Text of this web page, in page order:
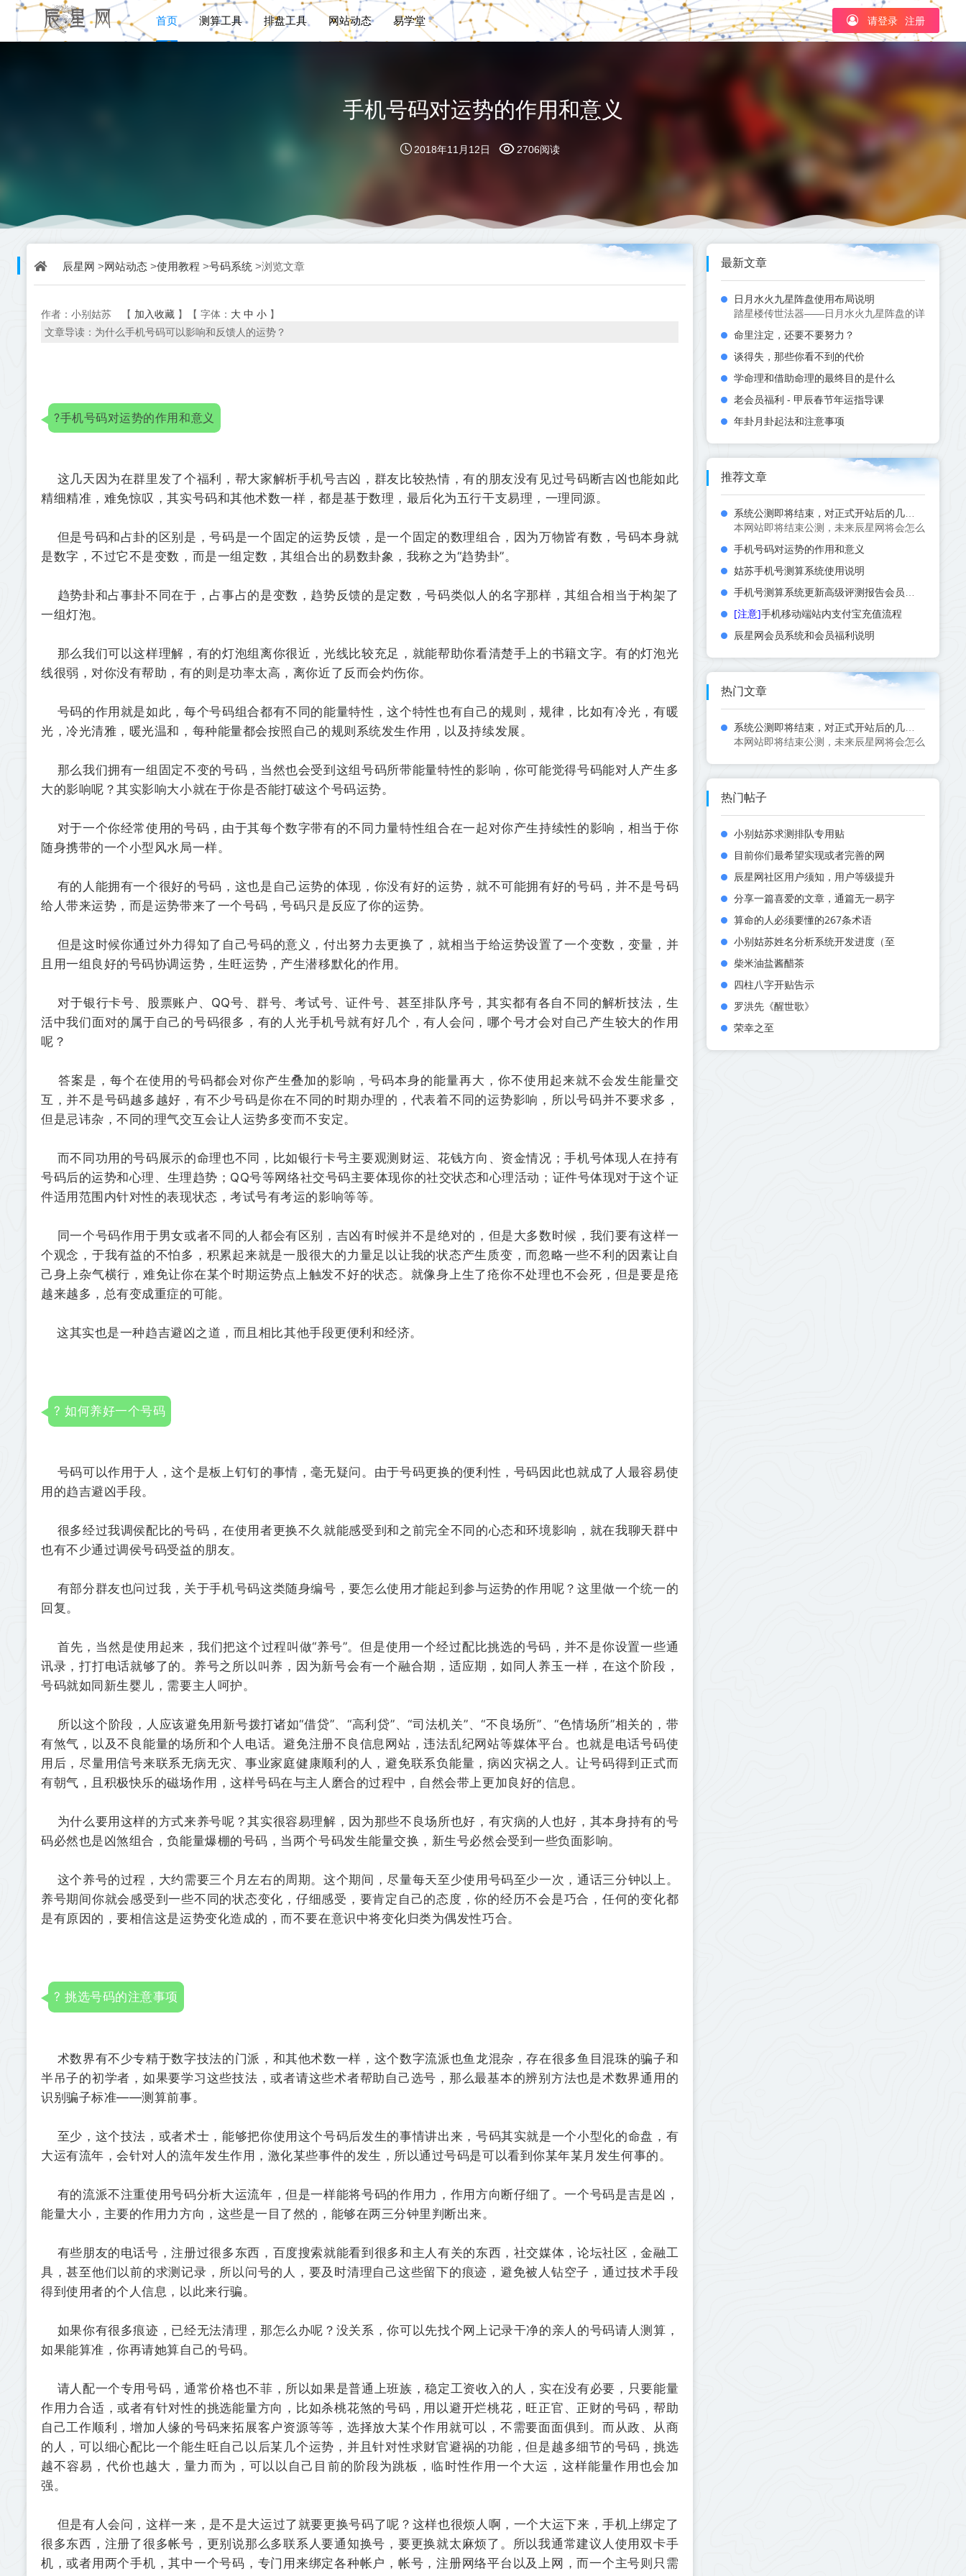
首页 测算工具 排盘工具 网站动态 易学堂 请登录 注册
手机号码对运势的作用和意义
2018年11月12日 2706阅读
辰星网 >网站动态 >使用教程 >号码系统 >浏览文章
作者：小别姑苏 【 加入收藏 】【 字体： 大 中 小 】
文章导读：为什么手机号码可以影响和反馈人的运势？
?手机号码对运势的作用和意义
这几天因为在群里发了个福利，帮大家解析手机号吉凶，群友比较热情，有的朋友没有见过号码断吉凶也能如此
精细精准，难免惊叹，其实号码和其他术数一样，都是基于数理，最后化为五行干支易理，一理同源。
但是号码和占卦的区别是，号码是一个固定的运势反馈，是一个固定的数理组合，因为万物皆有数，号码本身就
是数字，不过它不是变数，而是一组定数，其组合出的易数卦象，我称之为“趋势卦”。
趋势卦和占事卦不同在于，占事占的是变数，趋势反馈的是定数，号码类似人的名字那样，其组合相当于构架了
一组灯泡。
那么我们可以这样理解，有的灯泡组离你很近，光线比较充足，就能帮助你看清楚手上的书籍文字。有的灯泡光
线很弱，对你没有帮助，有的则是功率太高，离你近了反而会灼伤你。
号码的作用就是如此，每个号码组合都有不同的能量特性，这个特性也有自己的规则，规律，比如有冷光，有暖
光，冷光清雅，暖光温和，每种能量都会按照自己的规则系统发生作用，以及持续发展。
那么我们拥有一组固定不变的号码，当然也会受到这组号码所带能量特性的影响，你可能觉得号码能对人产生多
大的影响呢？其实影响大小就在于你是否能打破这个号码运势。
对于一个你经常使用的号码，由于其每个数字带有的不同力量特性组合在一起对你产生持续性的影响，相当于你
随身携带的一个小型风水局一样。
有的人能拥有一个很好的号码，这也是自己运势的体现，你没有好的运势，就不可能拥有好的号码，并不是号码
给人带来运势，而是运势带来了一个号码，号码只是反应了你的运势。
但是这时候你通过外力得知了自己号码的意义，付出努力去更换了，就相当于给运势设置了一个变数，变量，并
且用一组良好的号码协调运势，生旺运势，产生潜移默化的作用。
对于银行卡号、股票账户、QQ号、群号、考试号、证件号、甚至排队序号，其实都有各自不同的解析技法，生
活中我们面对的属于自己的号码很多，有的人光手机号就有好几个，有人会问，哪个号才会对自己产生较大的作用
呢？
答案是，每个在使用的号码都会对你产生叠加的影响，号码本身的能量再大，你不使用起来就不会发生能量交
互，并不是号码越多越好，有不少号码是你在不同的时期办理的，代表着不同的运势影响，所以号码并不要求多，
但是忌讳杂，不同的理气交互会让人运势多变而不安定。
而不同功用的号码展示的命理也不同，比如银行卡号主要观测财运、花钱方向、资金情况；手机号体现人在持有
号码后的运势和心理、生理趋势；QQ号等网络社交号码主要体现你的社交状态和心理活动；证件号体现对于这个证
件适用范围内针对性的表现状态，考试号有考运的影响等等。
同一个号码作用于男女或者不同的人都会有区别，吉凶有时候并不是绝对的，但是大多数时候，我们要有这样一
个观念，于我有益的不怕多，积累起来就是一股很大的力量足以让我的状态产生质变，而忽略一些不利的因素让自
己身上杂气横行，难免让你在某个时期运势点上触发不好的状态。就像身上生了疮你不处理也不会死，但是要是疮
越来越多，总有变成重症的可能。
这其实也是一种趋吉避凶之道，而且相比其他手段更便利和经济。
? 如何养好一个号码
号码可以作用于人，这个是板上钉钉的事情，毫无疑问。由于号码更换的便利性，号码因此也就成了人最容易使
用的趋吉避凶手段。
很多经过我调侯配比的号码，在使用者更换不久就能感受到和之前完全不同的心态和环境影响，就在我聊天群中
也有不少通过调侯号码受益的朋友。
有部分群友也问过我，关于手机号码这类随身编号，要怎么使用才能起到参与运势的作用呢？这里做一个统一的
回复。
首先，当然是使用起来，我们把这个过程叫做“养号”。但是使用一个经过配比挑选的号码，并不是你设置一些通
讯录，打打电话就够了的。养号之所以叫养，因为新号会有一个融合期，适应期，如同人养玉一样，在这个阶段，
号码就如同新生婴儿，需要主人呵护。
所以这个阶段，人应该避免用新号拨打诸如“借贷”、“高利贷”、“司法机关”、“不良场所”、“色情场所”相关的，带
有煞气，以及不良能量的场所和个人电话。避免注册不良信息网站，违法乱纪网站等媒体平台。也就是电话号码使
用后，尽量用信号来联系无病无灾、事业家庭健康顺利的人，避免联系负能量，病凶灾祸之人。让号码得到正式而
有朝气，且积极快乐的磁场作用，这样号码在与主人磨合的过程中，自然会带上更加良好的信息。
为什么要用这样的方式来养号呢？其实很容易理解，因为那些不良场所也好，有灾病的人也好，其本身持有的号
码必然也是凶煞组合，负能量爆棚的号码，当两个号码发生能量交换，新生号必然会受到一些负面影响。
这个养号的过程，大约需要三个月左右的周期。这个期间，尽量每天至少使用号码至少一次，通话三分钟以上。
养号期间你就会感受到一些不同的状态变化，仔细感受，要肯定自己的态度，你的经历不会是巧合，任何的变化都
是有原因的，要相信这是运势变化造成的，而不要在意识中将变化归类为偶发性巧合。
? 挑选号码的注意事项
术数界有不少专精于数字技法的门派，和其他术数一样，这个数字流派也鱼龙混杂，存在很多鱼目混珠的骗子和
半吊子的初学者，如果要学习这些技法，或者请这些术者帮助自己选号，那么最基本的辨别方法也是术数界通用的
识别骗子标准——测算前事。
至少，这个技法，或者术士，能够把你使用这个号码后发生的事情讲出来，号码其实就是一个小型化的命盘，有
大运有流年，会针对人的流年发生作用，激化某些事件的发生，所以通过号码是可以看到你某年某月发生何事的。
有的流派不注重使用号码分析大运流年，但是一样能将号码的作用力，作用方向断仔细了。一个号码是吉是凶，
能量大小，主要的作用力方向，这些是一目了然的，能够在两三分钟里判断出来。
有些朋友的电话号，注册过很多东西，百度搜索就能看到很多和主人有关的东西，社交媒体，论坛社区，金融工
具，甚至他们以前的求测记录，所以问号的人，要及时清理自己这些留下的痕迹，避免被人钻空子，通过技术手段
得到使用者的个人信息，以此来行骗。
如果你有很多痕迹，已经无法清理，那怎么办呢？没关系，你可以先找个网上记录干净的亲人的号码请人测算，
如果能算准，你再请她算自己的号码。
请人配一个专用号码，通常价格也不菲，所以如果是普通上班族，稳定工资收入的人，实在没有必要，只要能量
作用力合适，或者有针对性的挑选能量方向，比如杀桃花煞的号码，用以避开烂桃花，旺正官、正财的号码，帮助
自己工作顺利，增加人缘的号码来拓展客户资源等等，选择放大某个作用就可以，不需要面面俱到。而从政、从商
的人，可以细心配比一个能生旺自己以后某几个运势，并且针对性求财官避祸的功能，但是越多细节的号码，挑选
越不容易，代价也越大，量力而为，可以以自己目前的阶段为跳板，临时性作用一个大运，这样能量作用也会加
强。
但是有人会问，这样一来，是不是大运过了就要更换号码了呢？这样也很烦人啊，一个大运下来，手机上绑定了
很多东西，注册了很多帐号，更别说那么多联系人要通知换号，要更换就太麻烦了。所以我通常建议人使用双卡手
机，或者用两个手机，其中一个号码，专门用来绑定各种帐户，帐号，注册网络平台以及上网，而一个主号则只需
最新文章
日月水火九星阵盘使用布局说明
踏星楼传世法器——日月水火九星阵盘的详细使用
命里注定，还要不要努力？
谈得失，那些你看不到的代价
学命理和借助命理的最终目的是什么
老会员福利 - 甲辰春节年运指导课
年卦月卦起法和注意事项
推荐文章
本网站即将结束公测，未来辰星网将会怎么发展？
手机号码对运势的作用和意义
姑苏手机号测算系统使用说明
[注意]手机移动端站内支付宝充值流程
辰星网会员系统和会员福利说明
热门文章
本网站即将结束公测，未来辰星网将会怎么发展？
热门帖子
小别姑苏求测排队专用贴
目前你们最希望实现或者完善的网
辰星网社区用户须知，用户等级提升
分享一篇喜爱的文章，通篇无一易字
算命的人必须要懂的267条术语
小别姑苏姓名分析系统开发进度（至
柴米油盐酱醋茶
四柱八字开贴告示
罗洪先《醒世歌》
荣幸之至